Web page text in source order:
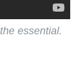
essential.